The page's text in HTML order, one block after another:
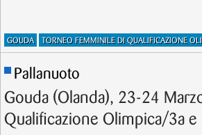
GOUDA TORNEO FEMMINILE DI QUALIFICAZIONE
Pallanuoto
Gouda (Olanda), 23-24
Qualificazione Olimpica/3a e